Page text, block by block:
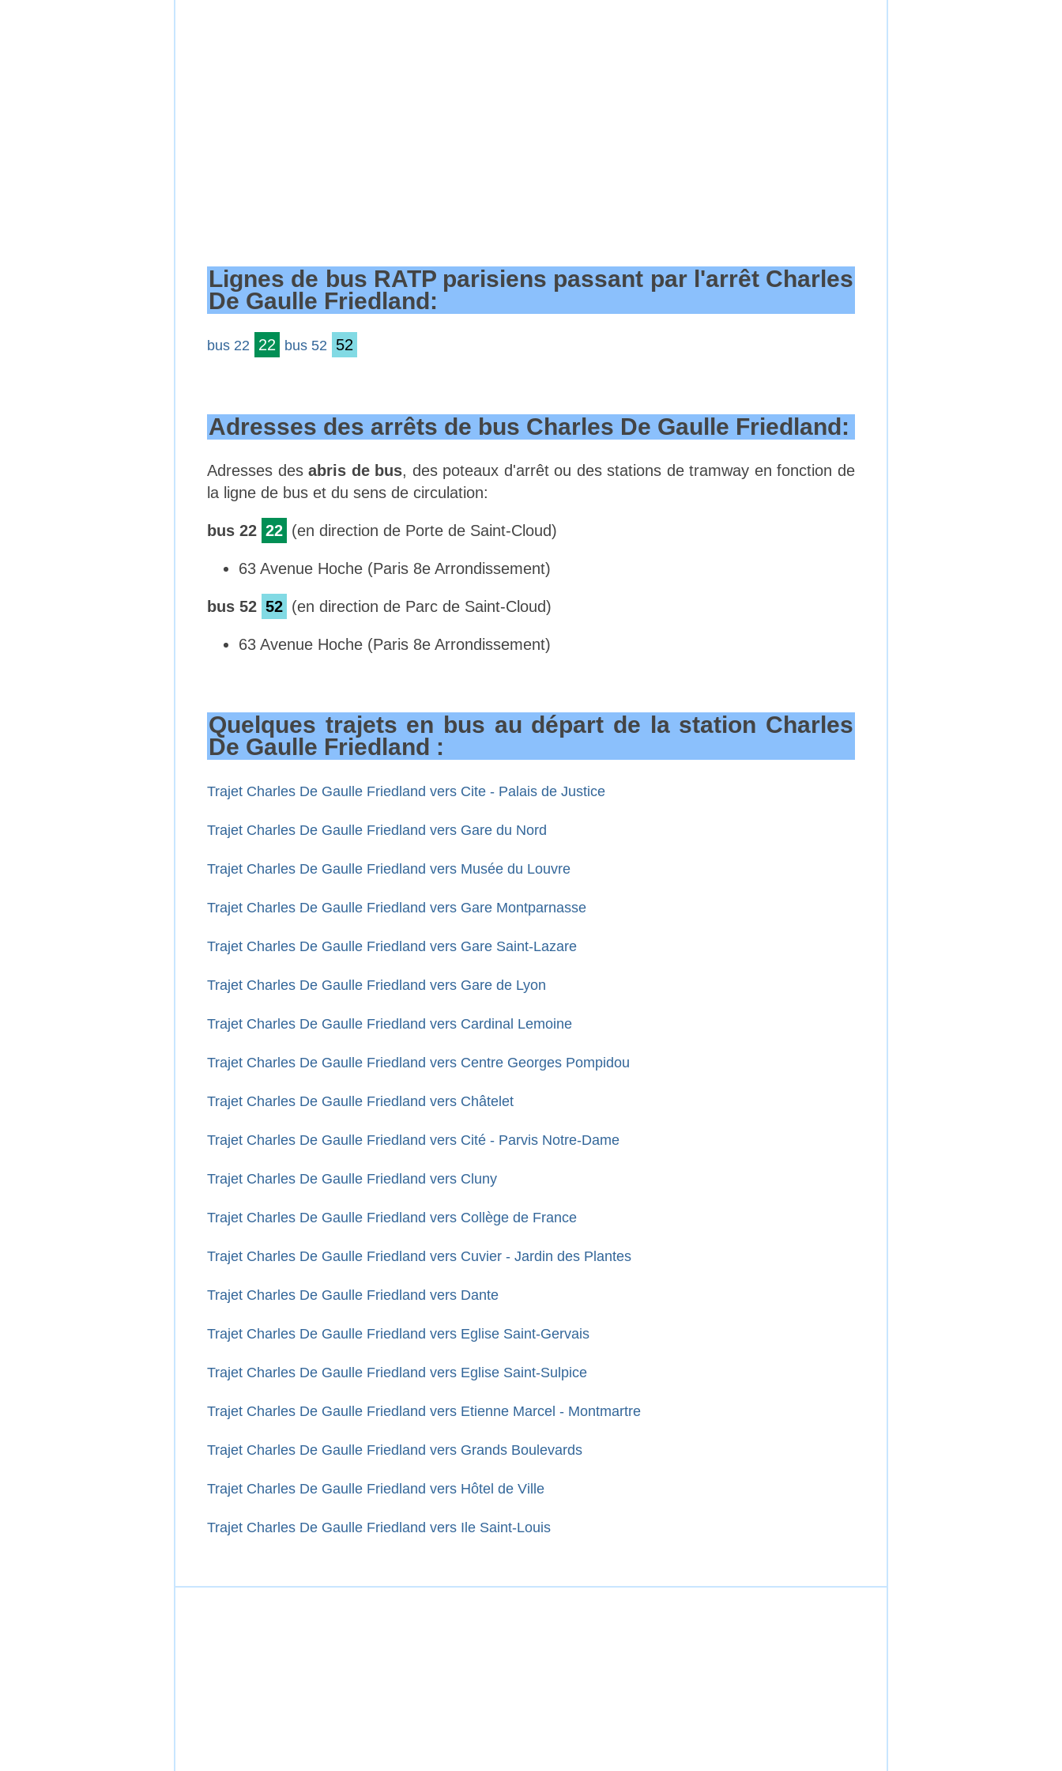
Lignes de bus RATP parisiens passant par l'arrêt Charles
De Gaulle Friedland:
bus 22 22 bus 52 52
Adresses des arrêts de bus Charles De Gaulle Friedland:
Adresses desabris de bus, des poteaux d'arrêt ou des stations de tramway en fonction de
la ligne de bus et du sens de circulation:
bus 22 22 (en direction de Porte de Saint-Cloud)
63 Avenue Hoche (Paris 8e Arrondissement)
bus 52 52 (en direction de Parc de Saint-Cloud)
63 Avenue Hoche (Paris 8e Arrondissement)
Quelques trajets en bus au départ de la station Charles
De Gaulle Friedland :
Trajet Charles De Gaulle Friedland vers Cite - Palais de Justice
Trajet Charles De Gaulle Friedland vers Gare du Nord
Trajet Charles De Gaulle Friedland vers Musée du Louvre
Trajet Charles De Gaulle Friedland vers Gare Montparnasse
Trajet Charles De Gaulle Friedland vers Gare Saint-Lazare
Trajet Charles De Gaulle Friedland vers Gare de Lyon
Trajet Charles De Gaulle Friedland vers Cardinal Lemoine
Trajet Charles De Gaulle Friedland vers Centre Georges Pompidou
Trajet Charles De Gaulle Friedland vers Châtelet
Trajet Charles De Gaulle Friedland vers Cité - Parvis Notre-Dame
Trajet Charles De Gaulle Friedland vers Cluny
Trajet Charles De Gaulle Friedland vers Collège de France
Trajet Charles De Gaulle Friedland vers Cuvier - Jardin des Plantes
Trajet Charles De Gaulle Friedland vers Dante
Trajet Charles De Gaulle Friedland vers Eglise Saint-Gervais
Trajet Charles De Gaulle Friedland vers Eglise Saint-Sulpice
Trajet Charles De Gaulle Friedland vers Etienne Marcel - Montmartre
Trajet Charles De Gaulle Friedland vers Grands Boulevards
Trajet Charles De Gaulle Friedland vers Hôtel de Ville
Trajet Charles De Gaulle Friedland vers Ile Saint-Louis